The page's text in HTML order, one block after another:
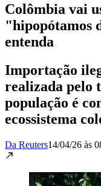
Colômbia vai
"hipopótamos
entenda
Importação
realizada pelo
população é
ecossistema
Da Reuters14/04/26 às